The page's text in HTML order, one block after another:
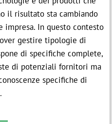
il risultato sta cambiando
In questo contesto
gestire tipologie di
di specifiche complete,
di potenziali fornitori ma
specifiche di